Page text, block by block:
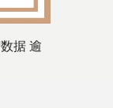
据 逾